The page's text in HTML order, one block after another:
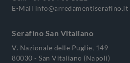
E-Mail info@arredamentiserafino.it
Serafino San Vitaliano
V. Nazionale delle Puglie, 149
80030 - San Vitaliano (Napoli)